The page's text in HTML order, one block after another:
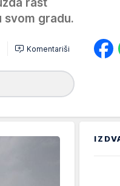
svom gradu.
Komentariši